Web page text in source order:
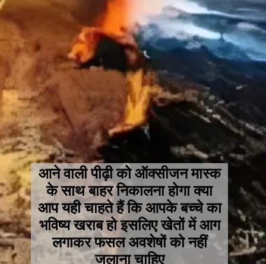
आने वाली पीढ़ी को ऑक्सीजन मास्क
के साथ बाहर निकालना होगा क्या
आप यही चाहते हैं कि आपके बच्चे का
भविष्य खराब हो इसलिए खेतों में आग
लगाकर फसल अवशेषों को नहीं
जलाना चाहिए